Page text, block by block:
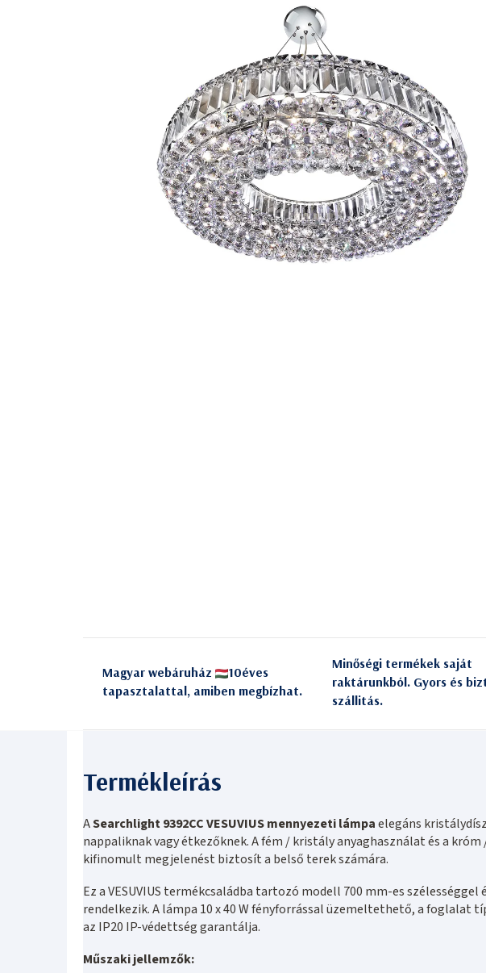
Magyar webáruház
10éves
tapasztalattal, amiben megbízhat.
Minőségi termékek saját
raktárunkból. Gyors és
szállitás.
ASearchlight 9392CC VESUVIUS mennyezeti lámpaelegáns
nappaliknak vagy étkezőknek. A fém / kristály anyaghasználat és a
kifinomult megjelenést biztosít a belső terek számára.
Ez a VESUVIUS termékcsaládba tartozó modell 700 mm-es szélességgel
rendelkezik. A lámpa 10 x 40 W fényforrással üzemeltethető, a foglalat
az IP20 IP-védettség garantálja.
Műszaki jellemzők: